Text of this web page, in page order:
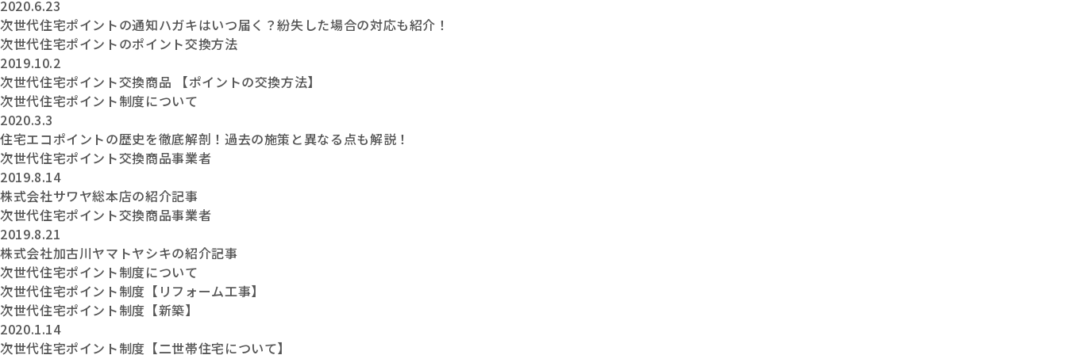
2020.6.23
次世代住宅ポイントの通知ハガキはいつ届く？紛失した場合の対応も紹介！
次世代住宅ポイントのポイント交換方法
2019.10.2
次世代住宅ポイント交換商品 【ポイントの交換方法】
次世代住宅ポイント制度について
2020.3.3
住宅エコポイントの歴史を徹底解剖！過去の施策と異なる点も解説！
次世代住宅ポイント交換商品事業者
2019.8.14
株式会社サワヤ総本店の紹介記事
次世代住宅ポイント交換商品事業者
2019.8.21
株式会社加古川ヤマトヤシキの紹介記事
次世代住宅ポイント制度について
次世代住宅ポイント制度【リフォーム工事】
次世代住宅ポイント制度【新築】
2020.1.14
次世代住宅ポイント制度【二世帯住宅について】